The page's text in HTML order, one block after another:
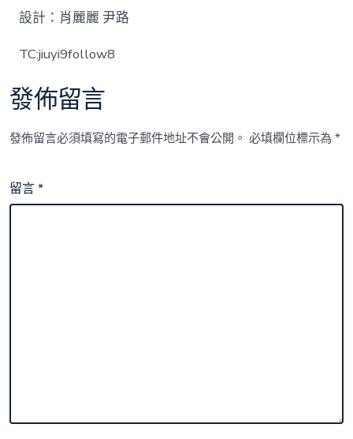
設計：肖麗麗 尹路
TC:jiuyi9follow8
發佈留言
發佈留言必須填寫的電子郵件地址不會公開。 必填欄位標示為*
留言*